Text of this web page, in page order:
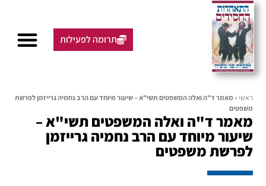
תרומה לפעילות
ראשי »מאמר ד"ה ואלה המשפטים תשי"א – שיעור מיוחד עם הרב נחמיה גרייזמן לפרשת
משפטים
מאמר ד"ה ואלה המשפטים תשי"א –
שיעור מיוחד עם הרב נחמיה גרייזמן
לפרשת משפטים